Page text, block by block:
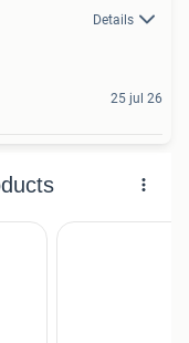
Details
25 jul 26